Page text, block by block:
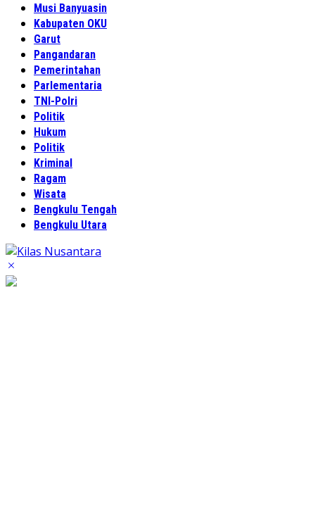
Musi Banyuasin
Kabupaten OKU
Garut
Pangandaran
Pemerintahan
Parlementaria
TNI-Polri
Politik
Hukum
Politik
Kriminal
Ragam
Wisata
Bengkulu Tengah
Bengkulu Utara